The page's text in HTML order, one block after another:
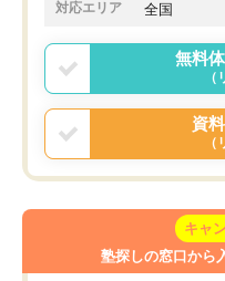
対応エリア 全国
無料
資
キャ
塾探しの窓口から